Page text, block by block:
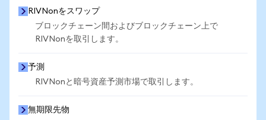
RIVNonをスワップ
ブロックチェーン間およびブロックチェーン上で
RIVNonを取引します。
予測
RIVNonと暗号資産予測市場で取引します。
無期限先物